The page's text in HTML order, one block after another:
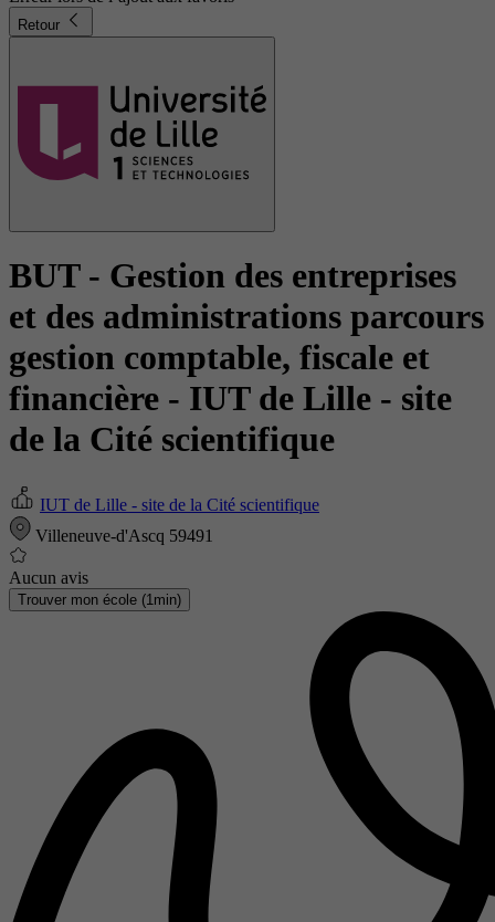
Retour
BUT - Gestion des entreprises
et des administrations parcours
gestion comptable, fiscale et
financière - IUT de Lille - site
de la Cité scientifique
IUT de Lille - site de la Cité scientifique
Villeneuve-d'Ascq 59491
Aucun avis
Trouver mon école (1min)